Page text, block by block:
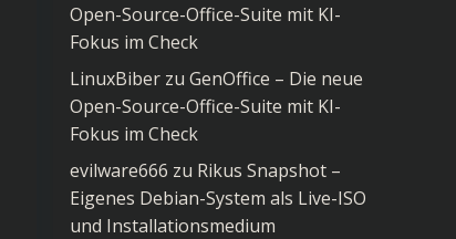
Open-Source-Office-Suite mit KI-
Fokus im Check
LinuxBiber zu GenOffice – Die neue
Open-Source-Office-Suite mit KI-
Fokus im Check
evilware666 zu Rikus Snapshot –
Eigenes Debian-System als Live-ISO
und Installationsmedium